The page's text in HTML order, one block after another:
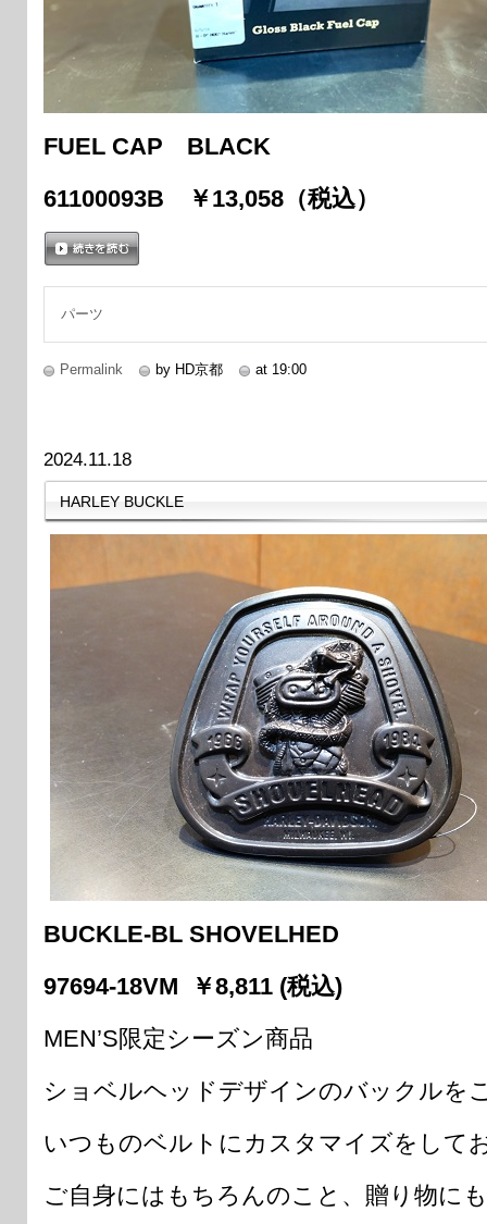
FUEL CAP BLACK
61100093B ￥13,058（税込）
パーツ
Permalink by HD京都 at 19:00
2024.11.18
HARLEY BUCKLE
BUCKLE-BL SHOVELHED
97694-18VM ￥8,811 (税込)
MEN’S限定シーズン商品
ショベルヘッドデザインのバックルを
いつものベルトにカスタマイズをして
ご自身にはもちろんのこと、贈り物に